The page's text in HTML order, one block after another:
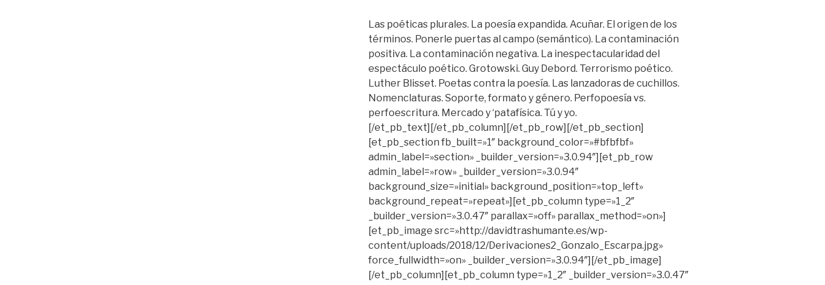
Las poéticas plurales. La poesía expandida. Acuñar. El origen de los
términos. Ponerle puertas al campo (semántico). La contaminación
positiva. La contaminación negativa. La inespectacularidad del
espectáculo poético. Grotowski. Guy Debord. Terrorismo poético.
Luther Blisset. Poetas contra la poesía. Las lanzadoras de cuchillos.
Nomenclaturas. Soporte, formato y género. Perfopoesía vs.
perfoescritura. Mercado y ‘patafísica. Tú y yo.
[/et_pb_text][/et_pb_column][/et_pb_row][/et_pb_section]
[et_pb_section fb_built=»1″ background_color=»#bfbfbf»
admin_label=»section» _builder_version=»3.0.94″][et_pb_row
admin_label=»row» _builder_version=»3.0.94″
background_size=»initial» background_position=»top_left»
background_repeat=»repeat»][et_pb_column type=»1_2″
_builder_version=»3.0.47″ parallax=»off» parallax_method=»on»]
[et_pb_image src=»http://davidtrashumante.es/wp-
content/uploads/2018/12/Derivaciones2_Gonzalo_Escarpa.jpg»
force_fullwidth=»on» _builder_version=»3.0.94″][/et_pb_image]
[/et_pb_column][et_pb_column type=»1_2″ _builder_version=»3.0.47″